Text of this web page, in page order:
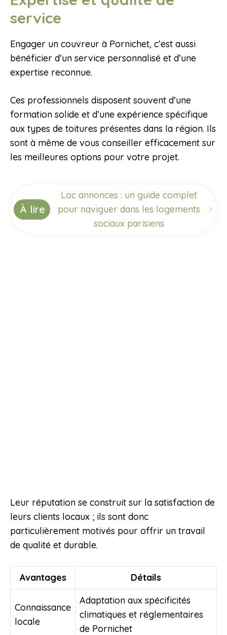
service
Engager un couvreur à Pornichet, c’est aussi
bénéficier d’un service personnalisé et d’une
expertise reconnue.
Ces professionnels disposent souvent d’une
formation solide et d’une expérience spécifique
aux types de toitures présentes dans la région. Ils
sont à même de vous conseiller efficacement sur
les meilleures options pour votre projet.
À lire
Loc annonces : un guide complet
pour naviguer dans les logements
sociaux parisiens
Leur réputation se construit sur la satisfaction de
leurs clients locaux ; ils sont donc
particulièrement motivés pour offrir un travail
de qualité et durable.
Avantages Détails
Connaissance
locale
Adaptation aux spécificités
climatiques et réglementaires
de Pornichet